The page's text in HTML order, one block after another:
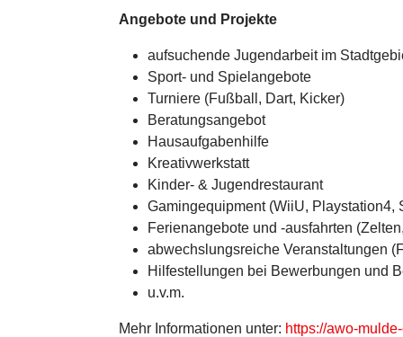
Angebote und Projekte
aufsuchende Jugendarbeit im
Sport- und Spielangebote
Turniere (Fußball, Dart, Kicker)
Beratungsangebot
Hausaufgabenhilfe
Kreativwerkstatt
Kinder- & Jugendrestaurant
Gamingequipment (WiiU, Playstation4,
Ferienangebote und -ausfahrten
abwechslungsreiche Veranstaltungen
Hilfestellungen bei Bewerbungen und
u.v.m.
Mehr Informationen unter: https://awo-